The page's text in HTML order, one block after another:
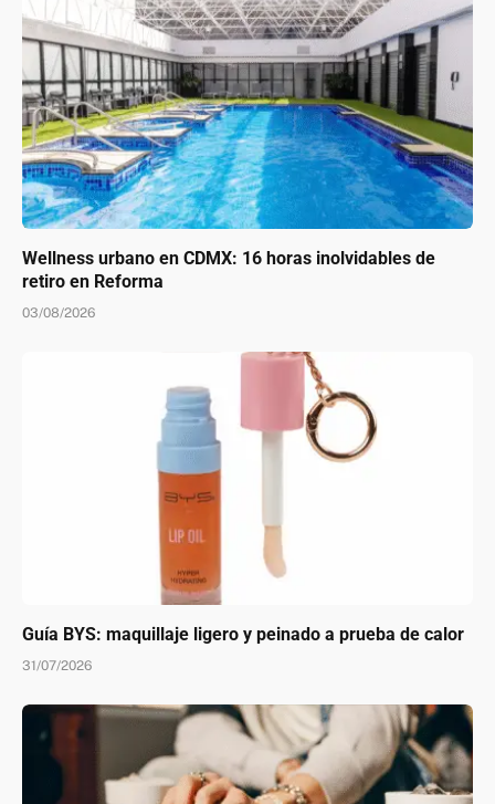
Wellness urbano en CDMX: 16 horas inolvidables de
retiro en Reforma
03/08/2026
Guía BYS: maquillaje ligero y peinado a prueba de calor
31/07/2026